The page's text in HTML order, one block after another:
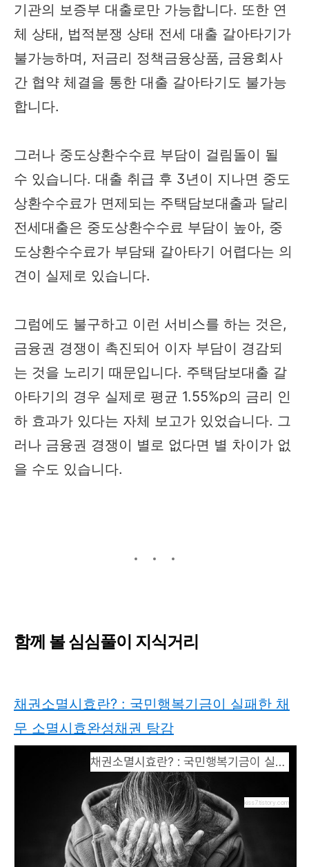
기관의 보증부 대출로만 가능합니다. 또한 연
체 상태, 법적분쟁 상태 전세 대출 갈아타기가
불가능하며, 저금리 정책금융상품, 금융회사
간 협약 체결을 통한 대출 갈아타기도 불가능
합니다.
그러나 중도상환수수료 부담이 걸림돌이 될
수 있습니다. 대출 취급 후 3년이 지나면 중도
상환수수료가 면제되는 주택담보대출과 달리
전세대출은 중도상환수수료 부담이 높아, 중
도상환수수료가 부담돼 갈아타기 어렵다는 의
견이 실제로 있습니다.
그럼에도 불구하고 이런 서비스를 하는 것은,
금융권 경쟁이 촉진되어 이자 부담이 경감되
는 것을 노리기 때문입니다. 주택담보대출 갈
아타기의 경우 실제로 평균 1.55%p의 금리 인
하 효과가 있다는 자체 보고가 있었습니다. 그
러나 금융권 경쟁이 별로 없다면 별 차이가 없
을 수도 있습니다.​
함께 볼 심심풀이 지식거리
채권소멸시효란? : 국민행복기금이 실패한 채
무 소멸시효완성채권 탕감
채권소멸시효란? : 국민행복기금이 실패한 채무 소멸시효완성채권 탕감
kiss7.tistory.com